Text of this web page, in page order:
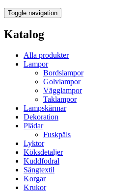
Toggle navigation
Katalog
Alla produkter
Lampor
Bordslampor
Golvlampor
Vägglampor
Taklampor
Lampskärmar
Dekoration
Plädar
Fuskpäls
Lyktor
Köksdetaljer
Kuddfodral
Sängtextil
Korgar
Krukor